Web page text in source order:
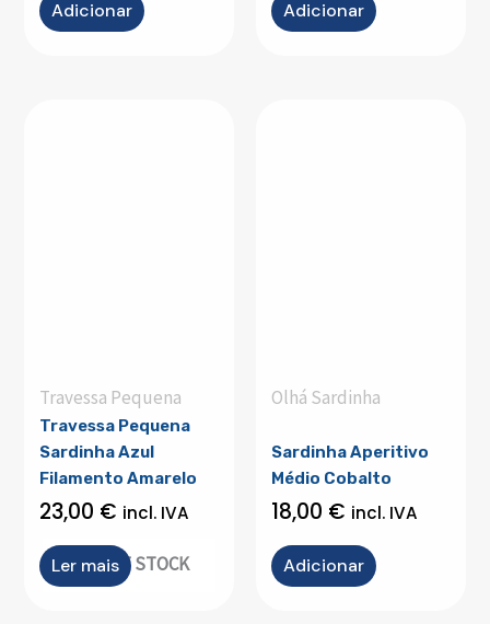
Adicionar Adicionar
Travessa Pequena
OUT OF STOCK
Travessa Pequena
Sardinha Azul
Filamento Amarelo
23,00 € incl. IVA
Ler mais
Olhá Sardinha
Sardinha Aperitivo
Médio Cobalto
18,00 € incl. IVA
Adicionar